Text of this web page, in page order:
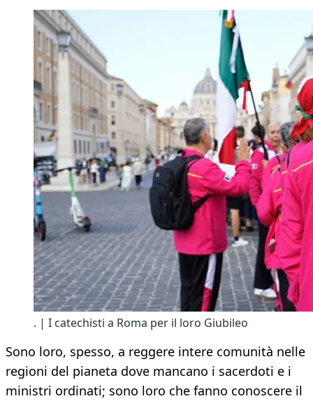
. | I catechisti a Roma per il loro Giubileo
Sono loro, spesso, a reggere intere comunità nelle
regioni del pianeta dove mancano i sacerdoti e i
ministri ordinati; sono loro che fanno conoscere il